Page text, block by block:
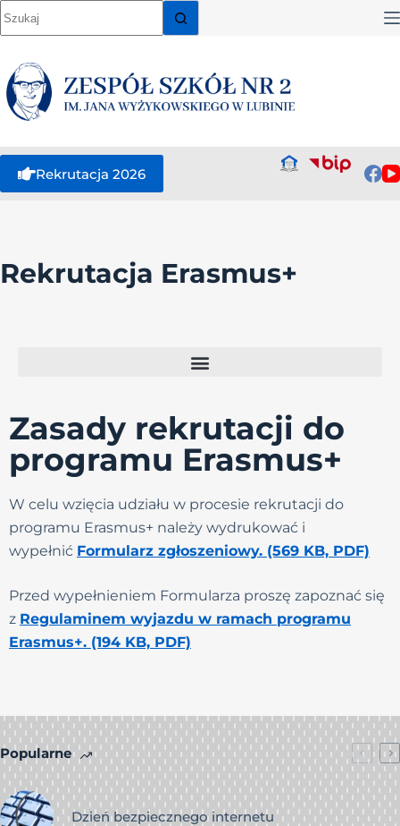
Rekrutacja 2026
Rekrutacja Erasmus+
Zasady rekrutacji do
programu Erasmus+
W celu wzięcia udziału w procesie rekrutacji do
programu Erasmus+ należy wydrukować i
wypełnić Formularz zgłoszeniowy. (569 KB, PDF)
Przed wypełnieniem Formularza proszę zapoznać się
z Regulaminem wyjazdu w ramach programu
Erasmus+. (194 KB, PDF)
Popularne
Dzień bezpiecznego internetu